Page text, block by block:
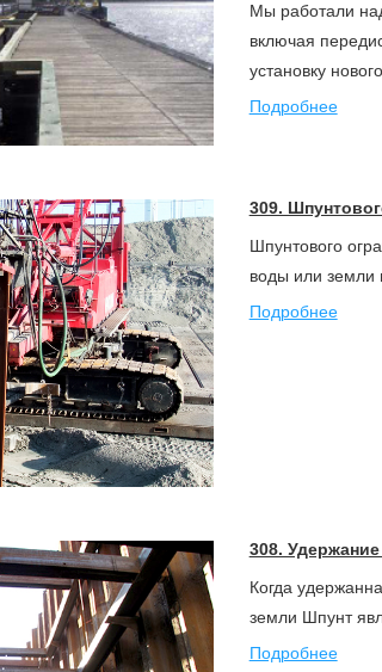
Мы работали
включая
установку
Подробнее
309.
Шпунтового
воды или земли
Подробнее
308.
Когда
земли Шпунт
Подробнее